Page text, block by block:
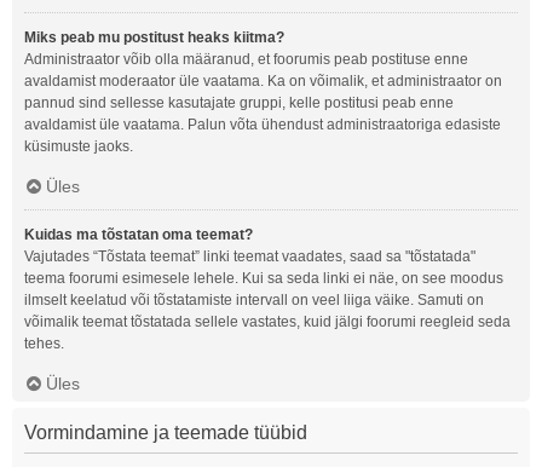
Miks peab mu postitust heaks kiitma?
Administraator võib olla määranud, et foorumis peab postituse enne
avaldamist moderaator üle vaatama. Ka on võimalik, et administraator on
pannud sind sellesse kasutajate gruppi, kelle postitusi peab enne
avaldamist üle vaatama. Palun võta ühendust administraatoriga edasiste
küsimuste jaoks.
Üles
Kuidas ma tõstatan oma teemat?
Vajutades “Tõstata teemat” linki teemat vaadates, saad sa "tõstatada"
teema foorumi esimesele lehele. Kui sa seda linki ei näe, on see moodus
ilmselt keelatud või tõstatamiste intervall on veel liiga väike. Samuti on
võimalik teemat tõstatada sellele vastates, kuid jälgi foorumi reegleid seda
tehes.
Üles
Vormindamine ja teemade tüübid